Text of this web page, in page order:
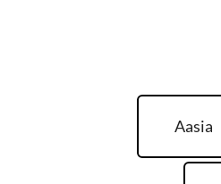
Aasia